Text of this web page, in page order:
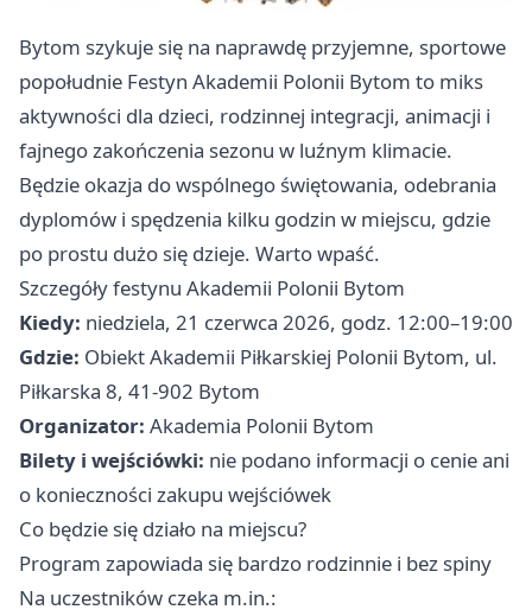
Bytom szykuje się na naprawdę przyjemne, sportowe
popołudnie Festyn Akademii Polonii Bytom to miks
aktywności dla dzieci, rodzinnej integracji, animacji i
fajnego zakończenia sezonu w luźnym klimacie.
Będzie okazja do wspólnego świętowania, odebrania
dyplomów i spędzenia kilku godzin w miejscu, gdzie
po prostu dużo się dzieje. Warto wpaść.
Szczegóły festynu Akademii Polonii Bytom
Kiedy: niedziela, 21 czerwca 2026, godz. 12:00–19:00
Gdzie: Obiekt Akademii Piłkarskiej Polonii Bytom, ul.
Piłkarska 8, 41-902 Bytom
Organizator: Akademia Polonii Bytom
Bilety i wejściówki: nie podano informacji o cenie ani
o konieczności zakupu wejściówek
Co będzie się działo na miejscu?
Program zapowiada się bardzo rodzinnie i bez spiny
Na uczestników czeka m.in.: